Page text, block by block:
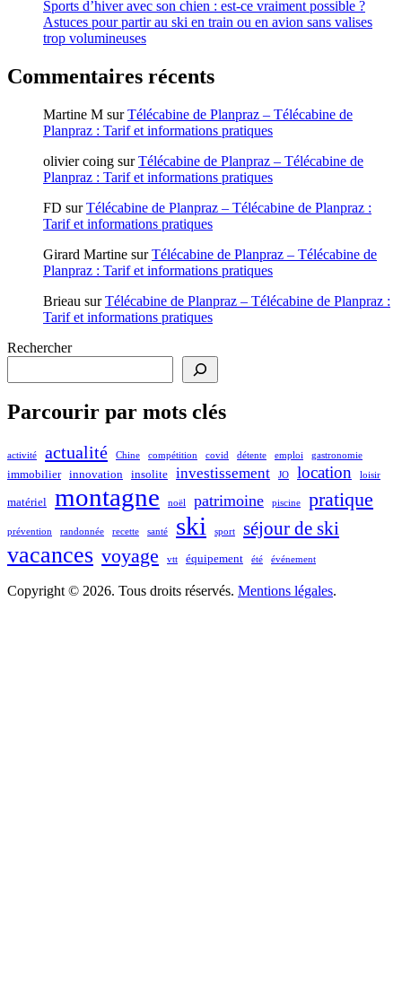
Sports d’hiver avec son chien : est-ce vraiment possible ?
Astuces pour partir au ski en train ou en avion sans valises
trop volumineuses
Commentaires récents
Martine M surTélécabine de Planpraz – Télécabine de
Planpraz : Tarif et informations pratiques
olivier coing surTélécabine de Planpraz – Télécabine de
Planpraz : Tarif et informations pratiques
FD surTélécabine de Planpraz – Télécabine de Planpraz :
Tarif et informations pratiques
Girard Martine surTélécabine de Planpraz – Télécabine de
Planpraz : Tarif et informations pratiques
Brieau surTélécabine de Planpraz – Télécabine de Planpraz :
Tarif et informations pratiques
Rechercher
Parcourir par mots clés
activité actualité Chine compétition covid détente emploi gastronomie
immobilier innovation insolite investissement JO location loisir
matériel montagne noël patrimoine piscine pratique
prévention randonnée recette santé ski sport séjour de ski
vacances voyage vtt équipement été événement
Copyright © 2026. Tous droits réservés. Mentions légales.